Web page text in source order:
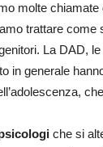
molte
trattare come
La DAD,
in generale
che si